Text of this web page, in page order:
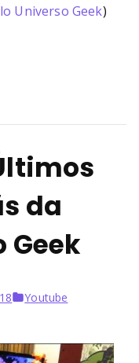
Universo Geek)
da
Geek
Youtube